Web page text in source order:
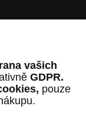
vašich
GDPR.
pouze